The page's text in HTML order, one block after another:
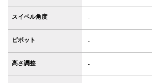
スイベル角度 -
ピボット -
高さ調整 -